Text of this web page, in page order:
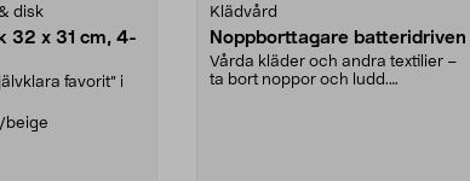
disk
32 x 31 cm, 4-
favorit” i
beige
Klädvård
Noppborttagare batteridriven
Vårda kläder och andra textilier –
ta bort noppor och ludd.